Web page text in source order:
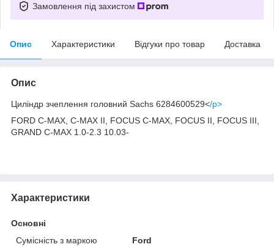
Замовлення під захистом
Опис Характеристики Відгуки про товар Доставка
Опис
Циліндр зчеплення головний Sachs 6284600529</p>
FORD C-MAX, C-MAX II, FOCUS C-MAX, FOCUS II, FOCUS III,
GRAND C-MAX 1.0-2.3 10.03-
Характеристики
Основні
Сумісність з маркою
Ford